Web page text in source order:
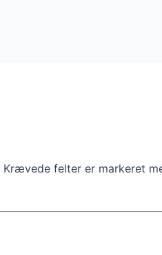
Krævede felter er markeret